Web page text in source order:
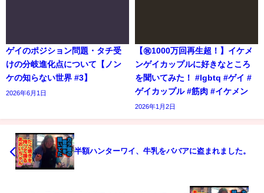
ゲイのポジション問題・タチ受
けの分岐進化点について【ノン
ケの知らない世界 #3】
2026年6月1日
【㊗️1000万回再生超！】イケメ
ンゲイカップルに好きなところ
を聞いてみた！ #lgbtq #ゲイ #
ゲイカップル #筋肉 #イケメン
2026年1月2日
半額ハンターワイ、牛乳をババアに盗まれました。